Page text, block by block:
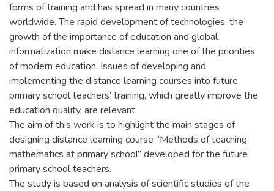
forms of training and has spread in many countries
worldwide. The rapid development of technologies, the
growth of the importance of education and global
informatization make distance learning one of the priorities
of modern education. Issues of developing and
implementing the distance learning courses into future
primary school teachers’ training, which greatly improve the
education quality, are relevant.
The aim of this work is to highlight the main stages of
designing distance learning course “Methods of teaching
mathematics at primary school” developed for the future
primary school teachers.
The study is based on analysis of scientific studies of the